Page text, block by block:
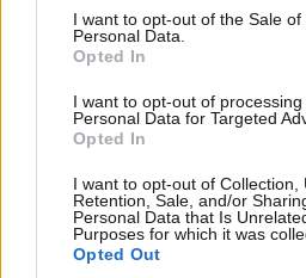
consent section.
I want to opt-out of the Sale of
Personal Data.
Opted In
I want to opt-out of processing
Personal Data for Targeted
Opted In
I want to opt-out of Collection,
Retention, Sale, and/or
Personal Data that Is
Purposes for which it was
Opted Out
έδειξε ποτέ ότι ήταν ικανός